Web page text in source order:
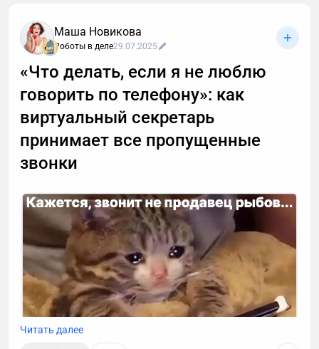
Маша Новикова
Роботы в деле29.07.2025
«Что делать, если я не люблю
говорить по телефону»: как
виртуальный секретарь
принимает все пропущенные
звонки
Читать далее